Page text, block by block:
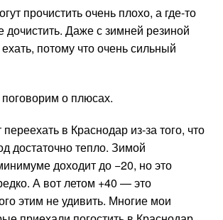
прочистить очень плохо, а где-то
дочистить. Даже с зимней резиной
потому что очень сильный
о плюсах.
в Краснодар из-за того, что
достаточно тепло. Зимой
доходит до −20, но это
А вот летом +40 — это
этим не удивить. Многие мои